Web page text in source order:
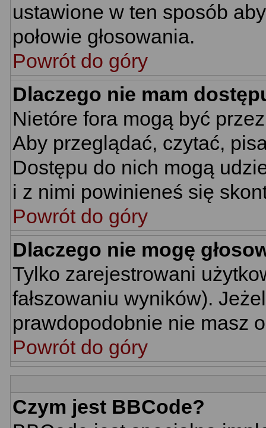
ustawione w ten sposób
połowie głosowania.
Powrót do góry
Dlaczego nie mam
Nietóre fora mogą być
Aby przeglądać, czytać,
Dostępu do nich mogą
i z nimi powinieneś się
Powrót do góry
Dlaczego nie mogę
Tylko zarejestrowani
fałszowaniu wyników).
prawdopodobnie nie masz
Powrót do góry
Czym jest BBCode?